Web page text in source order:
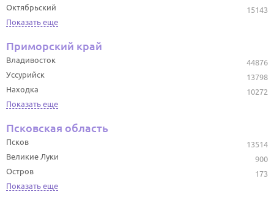
15143
Октябрьский
Показать еще
Приморский край
44876
Владивосток
13798
Уссурийск
10272
Находка
Показать еще
Псковская область
13514
Псков
900
Великие Луки
173
Остров
Показать еще